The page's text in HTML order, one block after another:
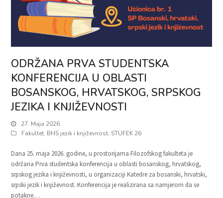
ODRŽANA PRVA STUDENTSKA
KONFERENCIJA U OBLASTI
BOSANSKOG, HRVATSKOG, SRPSKOG
JEZIKA I KNJIŽEVNOSTI
27. Maja 2026.
Fakultet, BHS jezik i književnost, STUFEK 26
Dana 25. maja 2026. godine, u prostorijama Filozofskog fakulteta je
održana Prva studentska konferencija u oblasti bosanskog, hrvatskog,
srpskog jezika i književnosti, u organizaciji Katedre za bosanski, hrvatski,
srpski jezik i književnost. Konferencija je realizirana sa namjerom da se
potakne…